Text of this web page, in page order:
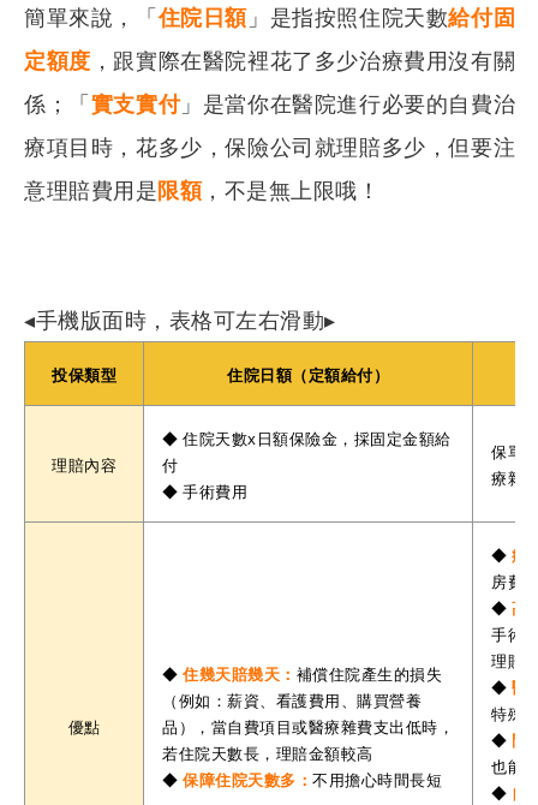
搜尋
簡單來說，「住院日額」是指按照住院天數給付固
定額度 ，跟實際在醫院裡花了多少治療費用沒有關
係；「實支實付」是當你在醫院進行必要的自費治
療項目時，花多少，保險公司就理賠多少，但要注
意理賠費用是限額，不是無上限哦！
◂手機版面時，表格可左右滑動▸
投保類型 住院日額（定額給付）
理賠內容
◆ 住院天數x日額保險金，採固定金額給
付
◆ 手術費用
保單
療雜
優點
◆ 住幾天賠幾天： 補償住院產生的損失
（例如：薪資、看護費用、購買營養
品），當自費項目或醫療雜費支出低時，
若住院天數長，理賠金額較高
◆ 保障住院天數多： 不用擔心時間長短
◆ 病
房費
◆ 高
手術
理賠
◆ 醫
特殊
◆ 門
也能
◆ 自